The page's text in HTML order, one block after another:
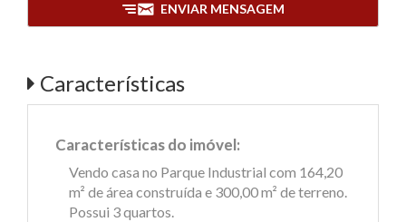
ENVIAR MENSAGEM
Características
Características do imóvel:
Vendo casa no Parque Industrial com 164,20
m² de área construída e 300,00 m² de terreno.
Possui 3 quartos.